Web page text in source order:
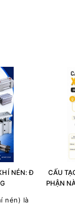
NÉN: Đ
nén) là
CẤU
PHẬN